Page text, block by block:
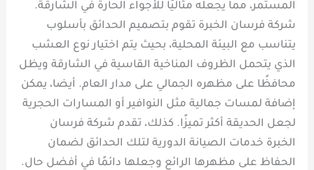
المستمر، مما يجعله مثاليًا للأجواء الحارة في الشارقة.
شركة فرسان الخبرة تقوم بتصميم الحدائق بأسلوب
يتناسب مع البيئة المحلية، بحيث يتم اختيار نوع العشب
الذي يتحمل الظروف المناخية القاسية في الشارقة ويظل
محافظًا على مظهره الجمالي على مدار العام. أيضا، يمكن
إضافة لمسات جمالية مثل النوافير أو المسارات الحجرية
لجعل الحديقة أكثر تميزًا. كذلك، تقدم شركة فرسان
الخبرة خدمات الصيانة الدورية لتلك الحدائق لضمان
الحفاظ على مظهرها الرائع وجعلها دائمًا في أفضل حال.